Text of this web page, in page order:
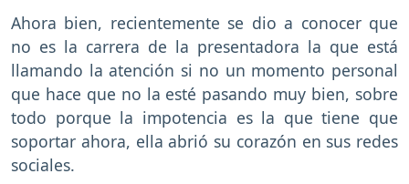
Ahora bien, recientemente se dio a conocer que
no es la carrera de la presentadora la que está
llamando la atención si no un momento personal
que hace que no la esté pasando muy bien, sobre
todo porque la impotencia es la que tiene que
soportar ahora, ella abrió su corazón en sus redes
sociales.